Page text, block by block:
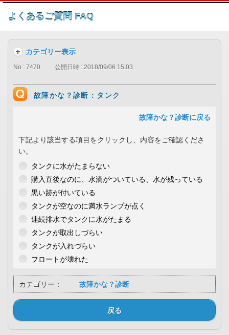
このページの本文へ
よくあるご質問 FAQ
カテゴリー表示
No : 7470 公開日時 : 2018/09/06 15:03
故障かな？診断：タンク
故障かな？診断に戻る
下記より該当する項目をクリックし、内容をご確認くださ
い。
タンクに水がたまらない
購入直後なのに、水滴がついている、水が残っている
黒い跡が付いている
タンクが空なのに満水ランプが点く
連続排水でタンクに水がたまる
タンクが取出しづらい
タンクが入れづらい
フロートが壊れた
カテゴリー： 故障かな？診断
戻る